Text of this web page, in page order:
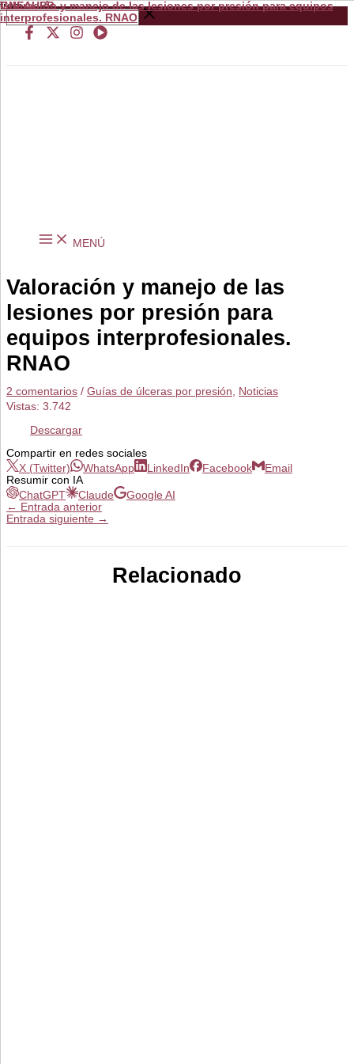
Ir
al
contenido
Buscar
…
MENÚ
Valoración y manejo de las
lesiones por presión para
equipos interprofesionales.
RNAO
2 comentarios / Guías de úlceras por presión
Noticias
Vistas: 3.742
Valoración y manejo de las lesiones por presión para equipos
interprofesionales. RNAO
from
GNEAUPP.
Descargar
Compartir en redes sociales
X (Twitter)
WhatsApp LinkedIn Facebook
Email
Resumir con IA
ChatGPT
Claude
Google AI
← Entrada anterior
Entrada siguiente →
Relacionado